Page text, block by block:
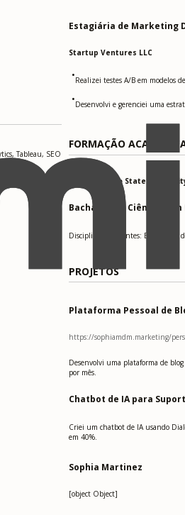
Tableau, SEO
Estagiária de Marketing
Startup Ventures LLC
•Realizei testes A/B em modelos
•Desenvolvi e gerenciei uma
FORMAÇÃO
San Francisco State
Bacharel em Ciências em
Disciplinas relevantes: Estratégias
PROJETOS
Plataforma Pessoal de
https://sophiamdm.marketing/
Desenvolvi uma plataforma de
por mês.
Chatbot de IA para
Criei um chatbot de IA usando
em 40%.
Sophia Martinez
[object Object]